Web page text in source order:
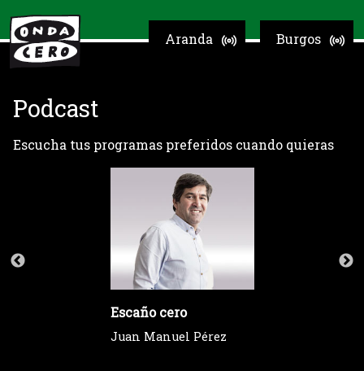
Burgos
Aranda
Podcast
Escucha tus programas preferidos cuando quieras
Escaño cero
Juan Manuel Pérez